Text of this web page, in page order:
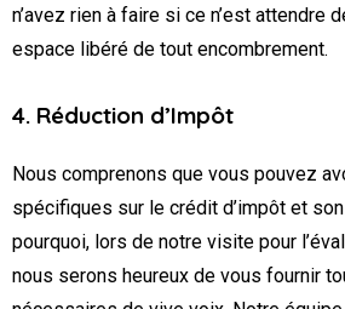
n’avez rien à faire si ce n’est attendre
espace libéré de tout encombrement.
4. Réduction d’Impôt
Nous comprenons que vous pouvez
spécifiques sur le crédit d’impôt et
pourquoi, lors de notre visite pour
nous serons heureux de vous fournir